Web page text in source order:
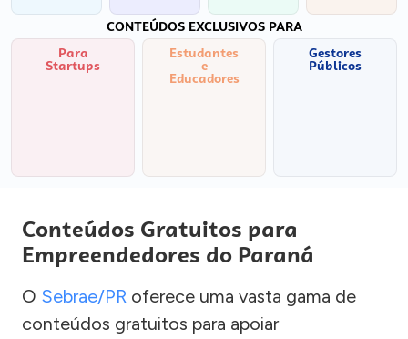
CONTEÚDOS EXCLUSIVOS PARA
Para
Startups
Estudantes
e
Educadores
Gestores
Públicos
Conteúdos Gratuitos para
Empreendedores do Paraná
O Sebrae/PR oferece uma vasta gama de
conteúdos gratuitos para apoiar